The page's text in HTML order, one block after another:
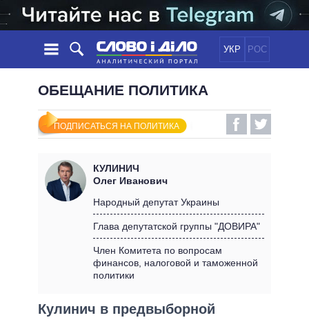
УКР РОС
НОВОСТИ
ЛЕНТА
СОБЫТИЯ
СТАТЬИ
МНЕНИЯ
ОБЗОРЫ
ДАЙДЖЕСТЫ
ПОЛИТИКА
ЭКОНОМИКА
МИР
ОБЕЩАНИЯ
ВСЕ ПОЛИТИКИ
ПРЕЗИДЕНТ И ОФИС
КАБИНЕТ МИНИСТРОВ
ГЛАВЫ ОБЛАДМИНИСТРАЦИЙ
ИНФОГРАФИКА
ВИДЕО
ПОДДЕРЖАТЬ
СРАВНЕНИЕ ПОЛИТИКОВ
ОБЕЩАНИЕ ПОЛИТИКА
ПОДПИСАТЬСЯ НА ПОЛИТИКА
КУЛИНИЧ
Олег Иванович
Народный депутат Украины
Глава депутатской группы "ДОВИРА"
Член Комитета по вопросам
финансов, налоговой и таможенной
политики
Кулинич в предвыборной